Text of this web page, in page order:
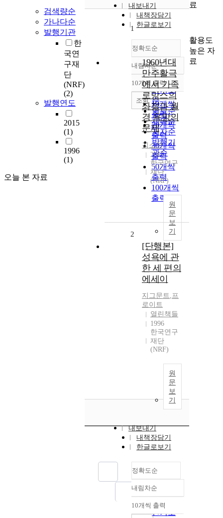
검색량순
가나다순
발행기관
한
국연
구재
단
(NRF)
(2)
발행연도
2015
(1)
1996
(1)
오늘 본 자료
내보내기
내책장담기
한글로보기
정확도순
정확도
순
인기도
순
연도순
제목순
저자순
발행기
관순
내림차순
내림차순
10개씩 출력
10개씩
출력
20개씩
출력
30개씩
출력
50개씩
출력
100개씩
출력
조회
1
1960년대
만주활극
에서 가족
로망스의
좌절과 월
경 욕망의
문제
김소연
2015
한국연구
재단
(NRF)
원
문
보
기
2
[단행본]
성욕에 관
한 세 편의
에세이
지그문트,프
로이트
열린책들
1996
한국연구
재단
(NRF)
원
문
보
기
내보내기
내책장담기
한글로보기
정확도순
정확도
순
인기도
내림차순
내림차순
10개씩 출력
료
활용도
높은 자
료